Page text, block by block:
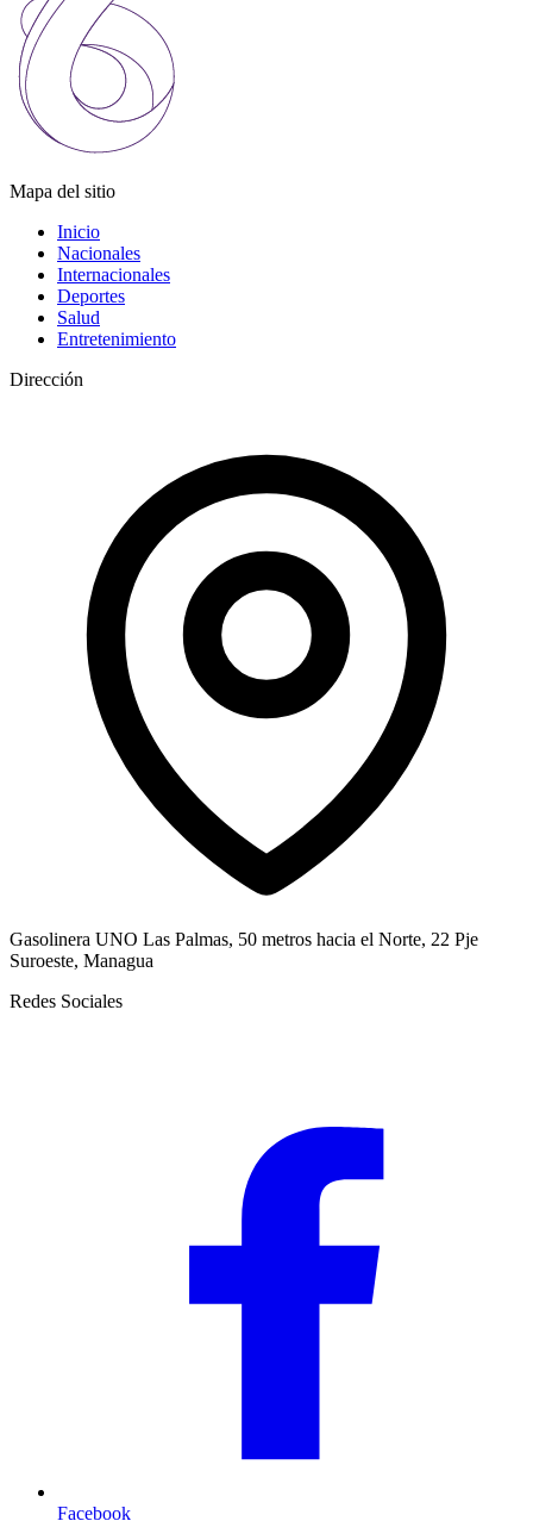
Mapa del sitio
Inicio
Nacionales
Internacionales
Deportes
Salud
Entretenimiento
Dirección
Gasolinera UNO Las Palmas, 50 metros hacia el Norte, 22 Pje
Suroeste, Managua
Redes Sociales
Facebook